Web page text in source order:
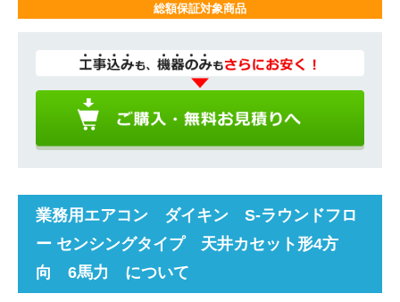
総額保証対象商品
業務用エアコン ダイキン S-ラウンドフロ
ー センシングタイプ 天井カセット形4方
向 6馬力 について